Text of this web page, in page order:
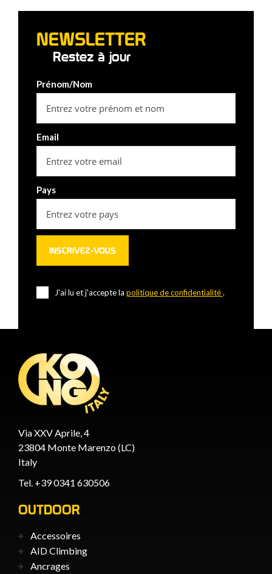
NEWSLETTER
Restez à jour
Prénom/Nom
Email
Pays
J'ai lu et j'accepte la politique de confidentialité.
Via XXV Aprile, 4
23804 Monte Marenzo (LC)
Italy
Tel. +39 0341 630506
OUTDOOR
Accessoires
AID Climbing
Ancrages